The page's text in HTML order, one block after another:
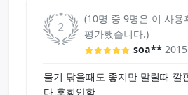
좋습니다.
하나는 손수건으로 쓰고싶을 정
나홀용이랑 헷깔릴까봐 못합니
(10명 중 9명은 이 사용
평가했습니다.)
soa**
물기 닦을때도 좋지만 말릴때 깔
다 후회안함